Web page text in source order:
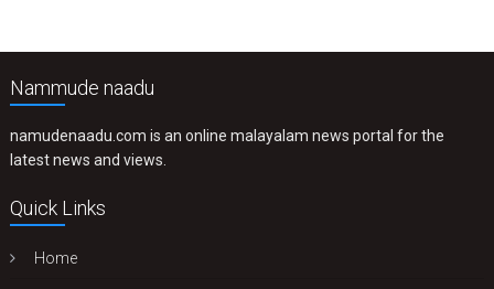
Nammude naadu
namudenaadu.com is an online malayalam news portal for the
latest news and views.
Quick Links
Home